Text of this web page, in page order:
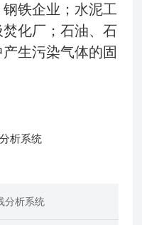
铁企业；水泥工
化厂；石油、石
生污染气体的固
分析系统